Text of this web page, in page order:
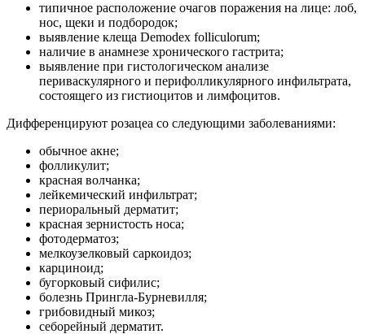
типичное расположение очагов поражения на лице: лоб,
нос, щеки и подбородок;
выявление клеща Demodex folliculorum;
наличие в анамнезе хронического гастрита;
выявление при гистологическом анализе
периваскулярного и перифолликулярного инфильтрата,
состоящего из гистиоцитов и лимфоцитов.
Дифференцируют розацеа со следующими заболеваниями:
обычное акне;
фолликулит;
красная волчанка;
лейкемический инфильтрат;
периоральный дерматит;
красная зернистость носа;
фотодерматоз;
мелкоузелковый саркоидоз;
карциноид;
бугорковый сифилис;
болезнь Прингла-Бурневилля;
грибовидный микоз;
себорейный дерматит.